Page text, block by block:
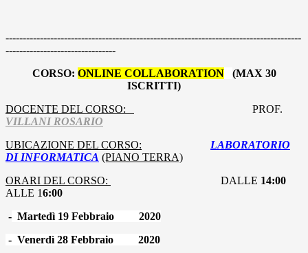
--------------------------------------------------------------------------------------
--------------------------------
CORSO: ONLINE COLLABORATION
(MAX 30
ISCRITTI)
DOCENTE DEL CORSO:
PROF.
VILLANI ROSARIO
UBICAZIONE DEL CORSO:
LABORATORIO
DI INFORMATICA (PIANO TERRA)
ORARI DEL CORSO:
DALLE 14:00
ALLE 16:00
- Martedì 19 Febbraio 2020
- Venerdì 28 Febbraio 2020